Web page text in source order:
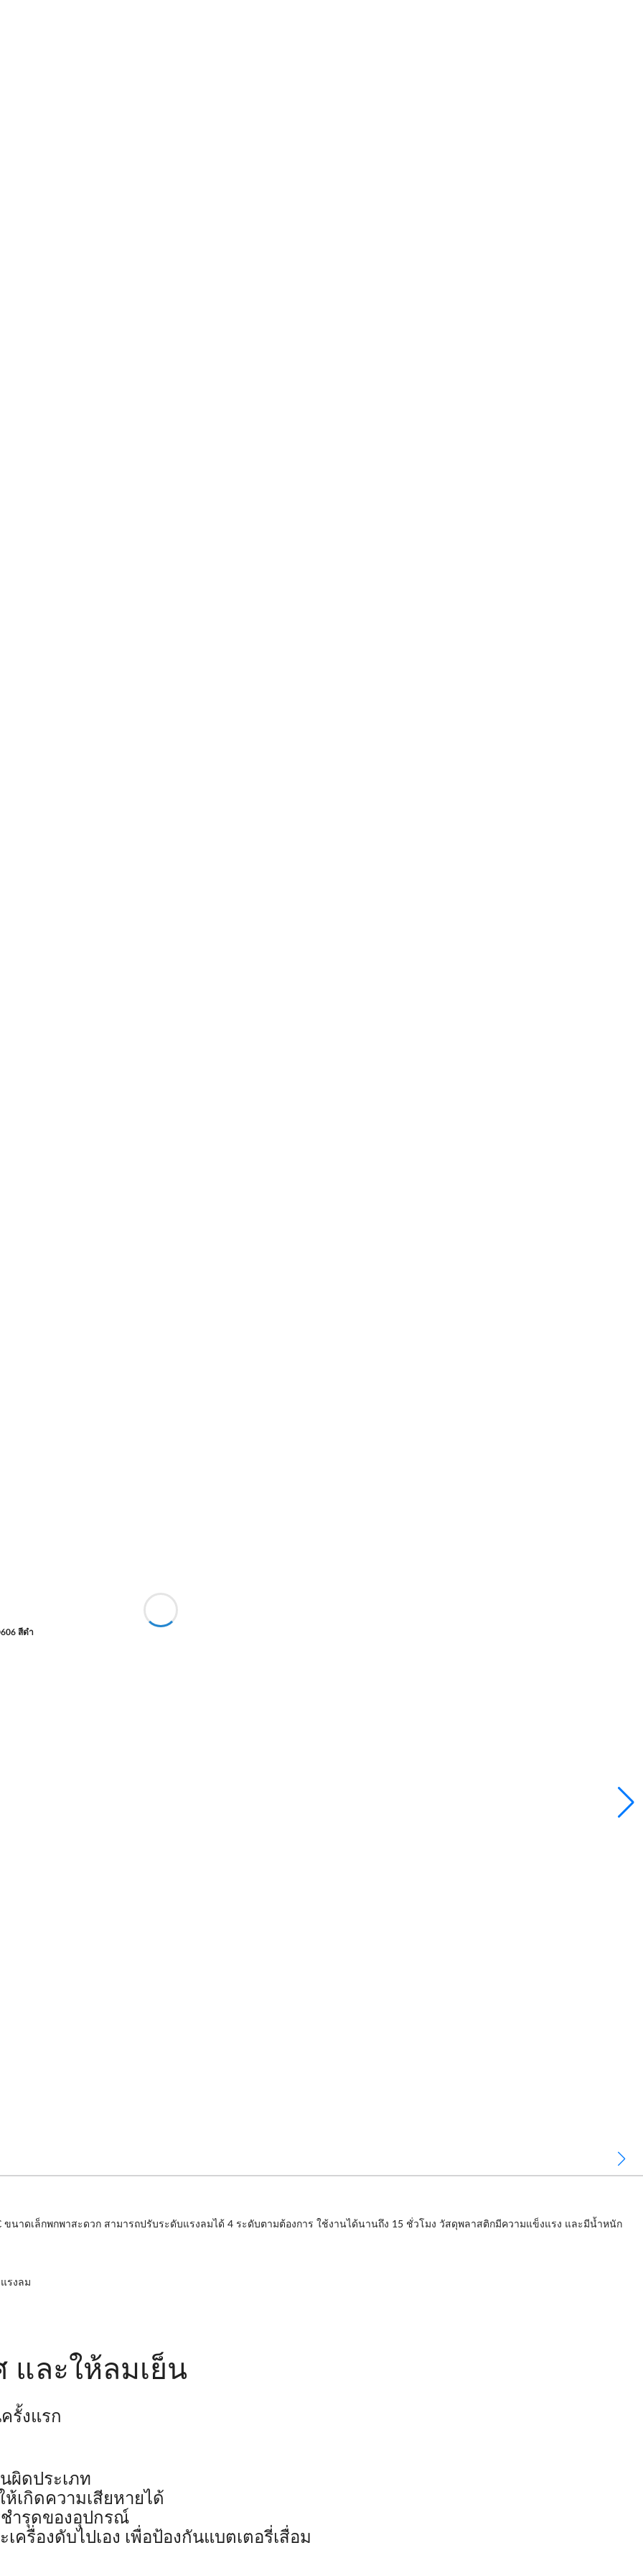
สีดำ
นาดเล็กพกพาสะดวก สามารถปรับระดับแรงลมได้ 4 ระดับตามต้องการ ใช้งานได้นานถึง 15 ชั่วโมง วัสดุพลาสติกมีความแข็งแรง และมีน้ำหนัก
รงลม
และให้ลมเย็น
รั้งแรก
ผิดประเภท
เกิดความเสียหายได้
ำรุดของอุปกรณ์
ครื่องดับไปเอง เพื่อป้องกันแบตเตอรี่เสื่อม